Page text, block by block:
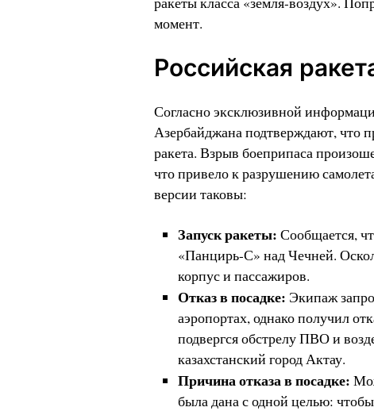
момент.
Российская
Согласно эксклюзивной
Азербайджана подтверждают, что
ракета. Взрыв боеприпаса
что привело к разрушению
версии таковы:
Запуск ракеты: Сообщается,
«Панцирь-С» над Чечней.
корпус и пассажиров.
Отказ в посадке: Экипаж
аэропортах, однако получил
подвергся обстрелу ПВО и
казахстанский город Актау.
Причина отказа в посадке:
была дана с одной целью: